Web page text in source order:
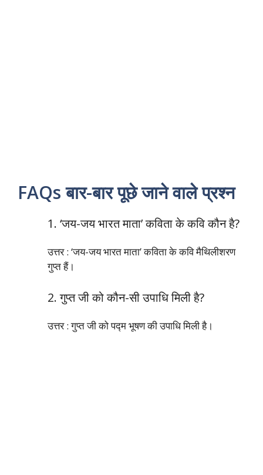
FAQs बार-बार पूछे जाने वाले प्रश्न
1. ‘जय-जय भारत माता’ कविता के कवि कौन है?
उत्तर : ‘जय-जय भारत माता’ कविता के कवि मैथिलीशरण
गुप्त हैं।
2. गुप्त जी को कौन-सी उपाधि मिली है?
उत्तर : गुप्त जी को पद्‍म भूषण की उपाधि मिली है।